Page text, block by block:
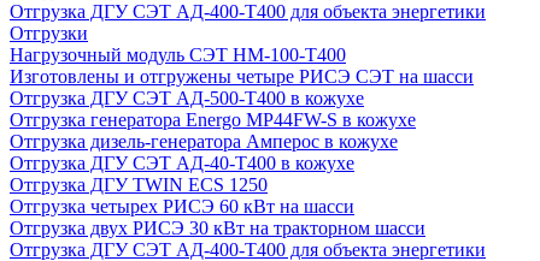
Отгрузка ДГУ СЭТ АД-400-Т400 для объекта энергетики
Отгрузки
Нагрузочный модуль СЭТ НМ-100-Т400
Изготовлены и отгружены четыре РИСЭ СЭТ на шасси
Отгрузка ДГУ СЭТ АД-500-Т400 в кожухе
Отгрузка генератора Energo MP44FW-S в кожухе
Отгрузка дизель-генератора Амперос в кожухе
Отгрузка ДГУ СЭТ АД-40-Т400 в кожухе
Отгрузка ДГУ TWIN ECS 1250
Отгрузка четырех РИСЭ 60 кВт на шасси
Отгрузка двух РИСЭ 30 кВт на тракторном шасси
Отгрузка ДГУ СЭТ АД-400-Т400 для объекта энергетики